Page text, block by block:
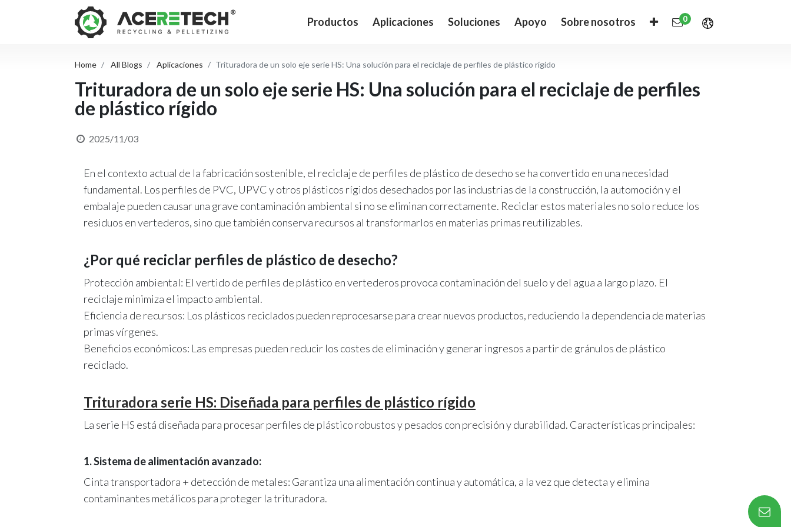
Productos Aplicaciones Soluciones Apoyo Sobre nosotros 0
Home All Blogs Aplicaciones Trituradora de un solo eje serie HS: Una solución para el reciclaje de perfiles de plástico rígido
Trituradora de un solo eje serie HS: Una solución para el reciclaje de perfiles
de plástico rígido
2025/11/03
En el contexto actual de la fabricación sostenible, el reciclaje de perfiles de plástico de desecho se ha convertido en una necesidad
fundamental. Los perfiles de PVC, UPVC y otros plásticos rígidos desechados por las industrias de la construcción, la automoción y el
embalaje pueden causar una grave contaminación ambiental si no se eliminan correctamente. Reciclar estos materiales no solo reduce los
residuos en vertederos, sino que también conserva recursos al transformarlos en materias primas reutilizables.
¿Por qué reciclar perfiles de plástico de desecho?
Protección ambiental: El vertido de perfiles de plástico en vertederos provoca contaminación del suelo y del agua a largo plazo. El
reciclaje minimiza el impacto ambiental.
Eficiencia de recursos: Los plásticos reciclados pueden reprocesarse para crear nuevos productos, reduciendo la dependencia de materias
primas vírgenes.
Beneficios económicos: Las empresas pueden reducir los costes de eliminación y generar ingresos a partir de gránulos de plástico
reciclado.
Trituradora serie HS: Diseñada para perfiles de plástico rígido
La serie HS está diseñada para procesar perfiles de plástico robustos y pesados ​​con precisión y durabilidad. Características principales:
1. Sistema de alimentación avanzado:
Cinta transportadora + detección de metales: Garantiza una alimentación continua y automática, a la vez que detecta y elimina
contaminantes metálicos para proteger la trituradora.